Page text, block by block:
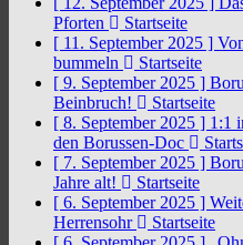
Pforten
Startseite
[ 11. September 2025 ]
bummeln
Startseite
[ 9. September 2025 ]
Beinbruch!
Startseite
[ 8. September 2025 ] 1:1
den Borussen-Doc
[ 7. September 2025 ]
Jahre alt!
Startseite
[ 6. September 2025 ]
Herrensohr
Startseite